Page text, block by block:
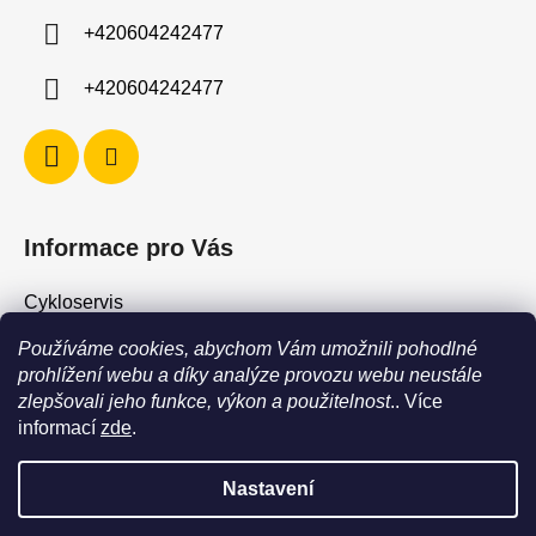
Používáme cookies, abychom Vám umožnili pohodlné
prohlížení webu a díky analýze provozu webu neustále
zlepšovali jeho funkce, výkon a použitelnost.. Více
informací zde.
Nastavení
POZOR - stav zboží SKLADEM neodpovídá stavu na prodejně. Při
+420604242477
+420604242477
Informace pro Vás
Cykloservis
Skiservis
Obchodní podmínky
Podmínky ochrany osobních údajů